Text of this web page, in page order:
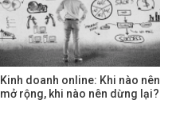
Kinh doanh online: Khi nào nên
mở rộng, khi nào nên dừng lại?